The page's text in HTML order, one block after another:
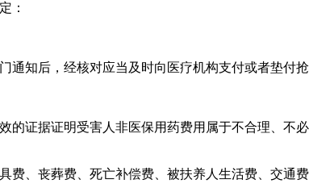
：
知后，经核对应当及时向医疗机构支付或者垫付抢
证据证明受害人非医保用药费用属于不合理、不
、丧葬费、死亡补偿费、被扶养人生活费、交通